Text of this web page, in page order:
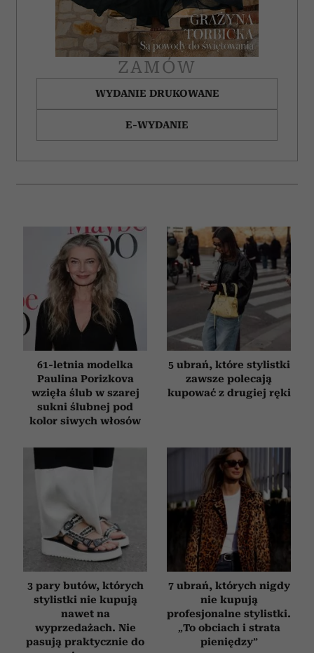
ZAMÓW
WYDANIE DRUKOWANE
E-WYDANIE
61-letnia modelka
Paulina Porizkova
wzięła ślub w szarej
sukni ślubnej pod
kolor siwych włosów
5 ubrań, które stylistki
zawsze polecają
kupować z drugiej ręki
3 pary butów, których
stylistki nie kupują
nawet na
wyprzedażach. Nie
pasują praktycznie do
7 ubrań, których nigdy
nie kupują
profesjonalne stylistki.
„To obciach i strata
pieniędzy”